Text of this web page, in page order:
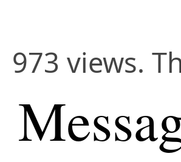
973 views.